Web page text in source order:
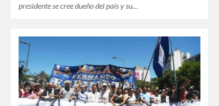
presidente se cree dueño del país y su…